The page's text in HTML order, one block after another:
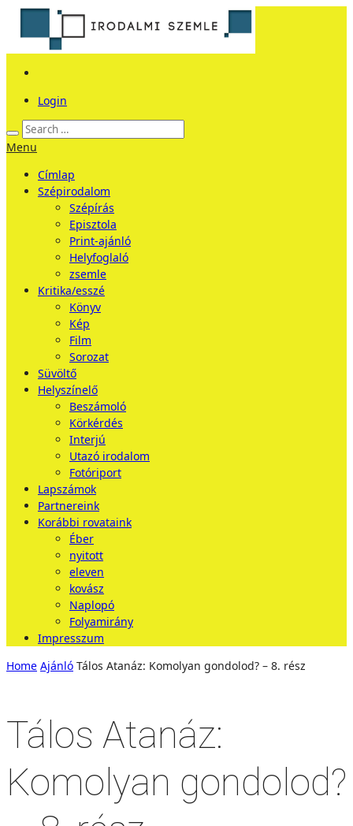
Login
Menu
Címlap
Szépirodalom
Szépírás
Episztola
Print-ajánló
Helyfoglaló
zsemle
Kritika/esszé
Könyv
Kép
Film
Sorozat
Süvöltő
Helyszínelő
Beszámoló
Körkérdés
Interjú
Utazó irodalom
Fotóriport
Lapszámok
Partnereink
Korábbi rovataink
Éber
nyitott
eleven
kovász
Naplopó
Folyamirány
Impresszum
Home Ajánló Tálos Atanáz: Komolyan gondolod? – 8. rész
Tálos Atanáz:
Komolyan gondolod?